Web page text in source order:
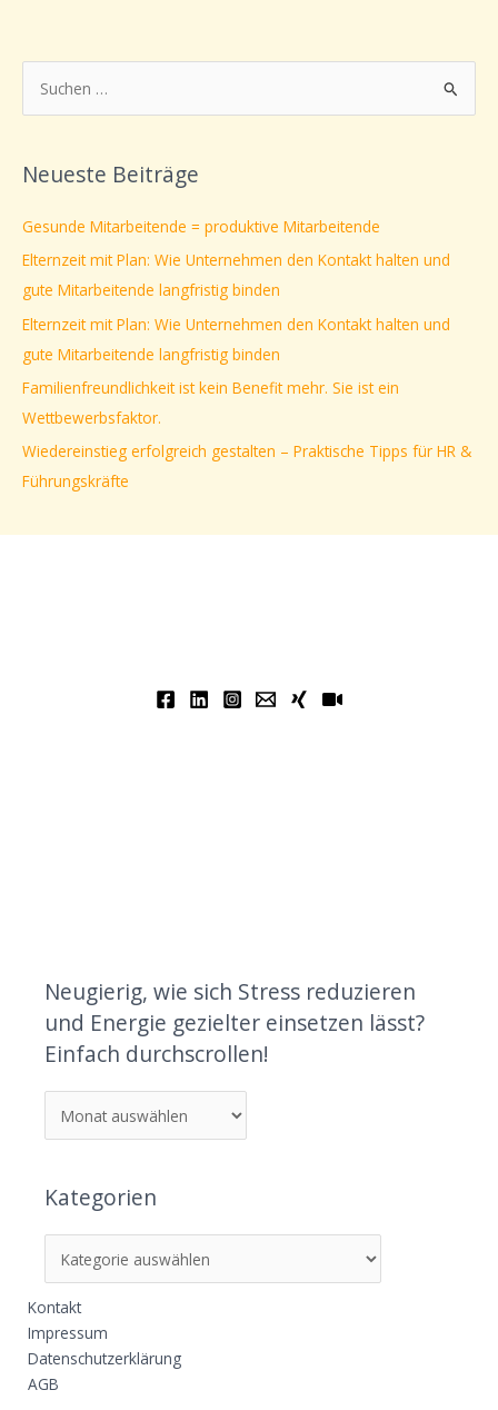
u
h
n
a
c
h
:
Neueste Beiträge
Gesunde Mitarbeitende = produktive Mitarbeitende
Elternzeit mit Plan: Wie Unternehmen den Kontakt halten und
gute Mitarbeitende langfristig binden
Elternzeit mit Plan: Wie Unternehmen den Kontakt halten und
gute Mitarbeitende langfristig binden
Familienfreundlichkeit ist kein Benefit mehr. Sie ist ein
Wettbewerbsfaktor.
Wiedereinstieg erfolgreich gestalten – Praktische Tipps für HR &
Führungskräfte
Neugierig, wie sich Stress reduzieren
und Energie gezielter einsetzen lässt?
Einfach durchscrollen!
Kategorien
Kontakt
Impressum
Datenschutzerklärung
AGB